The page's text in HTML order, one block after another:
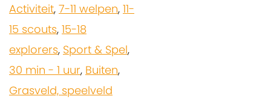
Activiteit, 7-11 welpen, 11-
15 scouts, 15-18
explorers, Sport & Spel,
30 min - 1 uur, Buiten,
Grasveld, speelveld